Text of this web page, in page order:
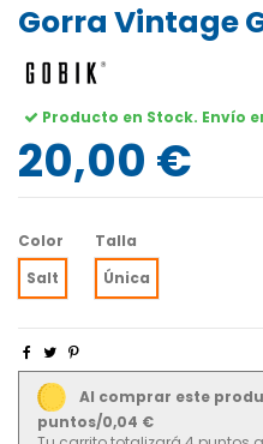
Gorra Vintage
Producto en Stock. Envío
20,00 €
Color
Salt
Talla
Única
Al comprar este
puntos/0,04 €